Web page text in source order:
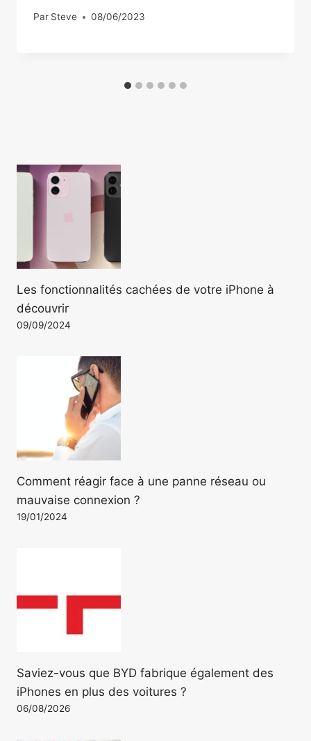
Par Steve 08/06/2023
Les fonctionnalités cachées de votre iPhone à
découvrir
09/09/2024
Comment réagir face à une panne réseau ou
mauvaise connexion ?
19/01/2024
Saviez-vous que BYD fabrique également des
iPhones en plus des voitures ?
06/08/2026